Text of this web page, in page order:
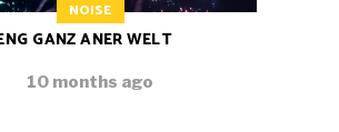
NOISE
GANZ ANER WELT
10 months ago